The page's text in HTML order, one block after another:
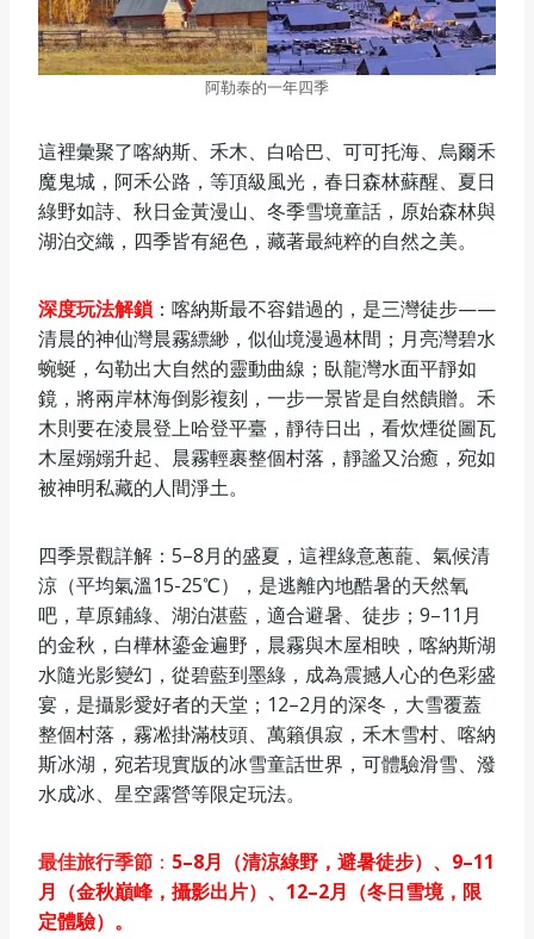
阿勒泰的一年四季
這裡彙聚了喀納斯、禾木、白哈巴、可可托海、烏爾禾
魔鬼城，阿禾公路，等頂級風光，春日森林蘇醒、夏日
綠野如詩、秋日金黃漫山、冬季雪境童話，原始森林與
湖泊交織，四季皆有絕色，藏著最純粹的自然之美。
深度玩法解鎖 ：喀納斯最不容錯過的，是三灣徒步——
清晨的神仙灣晨霧縹緲，似仙境漫過林間；月亮灣碧水
蜿蜒，勾勒出大自然的靈動曲線；臥龍灣水面平靜如
鏡，將兩岸林海倒影複刻，一步一景皆是自然饋贈。禾
木則要在淩晨登上哈登平臺，靜待日出，看炊煙從圖瓦
木屋嫋嫋升起、晨霧輕裹整個村落，靜謐又治癒，宛如
被神明私藏的人間淨土。
四季景觀詳解：5–8月的盛夏，這裡綠意蔥蘢、氣候清
涼（平均氣溫15-25℃），是逃離內地酷暑的天然氧
吧，草原鋪綠、湖泊湛藍，適合避暑、徒步；9–11月
的金秋，白樺林鎏金遍野，晨霧與木屋相映，喀納斯湖
水隨光影變幻，從碧藍到墨綠，成為震撼人心的色彩盛
宴，是攝影愛好者的天堂；12–2月的深冬，大雪覆蓋
整個村落，霧凇掛滿枝頭、萬籟俱寂，禾木雪村、喀納
斯冰湖，宛若現實版的冰雪童話世界，可體驗滑雪、潑
水成冰、星空露營等限定玩法。
最佳旅行季節 ： 5–8月（清涼綠野，避暑徒步）、9–11
月（金秋巔峰，攝影出片）、12–2月（冬日雪境，限
定體驗）。